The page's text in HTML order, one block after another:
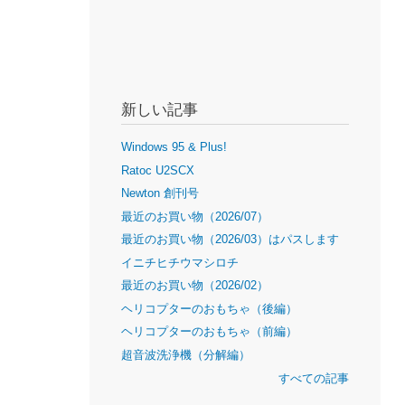
新しい記事
Windows 95 & Plus!
Ratoc U2SCX
Newton 創刊号
最近のお買い物（2026/07）
最近のお買い物（2026/03）はパスします
イニチヒチウマシロチ
最近のお買い物（2026/02）
ヘリコプターのおもちゃ（後編）
ヘリコプターのおもちゃ（前編）
超音波洗浄機（分解編）
すべての記事